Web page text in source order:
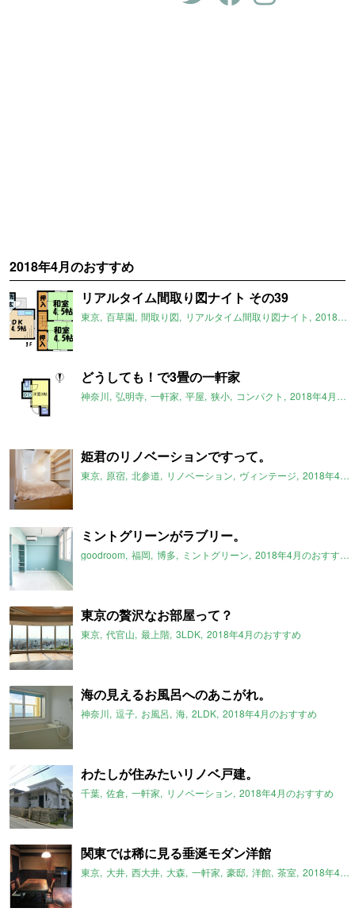
2018年4月のおすすめ
リアルタイム間取り図ナイト その39
東京 百草園 間取り図 リアルタイム間取り図ナイト 2018年4月のおすすめ
どうしても！で3畳の一軒家
神奈川 弘明寺 一軒家 平屋 狭小 コンパクト 2018年4月のおすすめ
姫君のリノベーションですって。
東京 原宿 北参道 リノベーション ヴィンテージ 2018年4月のおすすめ
ミントグリーンがラブリー。
goodroom 福岡 博多 ミントグリーン 2018年4月のおすすめ
東京の贅沢なお部屋って？
東京 代官山 最上階 3LDK 2018年4月のおすすめ
海の見えるお風呂へのあこがれ。
神奈川 逗子 お風呂 海 2LDK 2018年4月のおすすめ
わたしが住みたいリノベ戸建。
千葉 佐倉 一軒家 リノベーション 2018年4月のおすすめ
関東では稀に見る垂涎モダン洋館
東京 大井 西大井 大森 一軒家 豪邸 洋館 茶室 2018年4月のおすすめ